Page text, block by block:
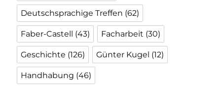
Deutschsprachige Treffen (62)
Faber-Castell (43) Facharbeit (30)
Geschichte (126) Günter Kugel (12)
Handhabung (46)